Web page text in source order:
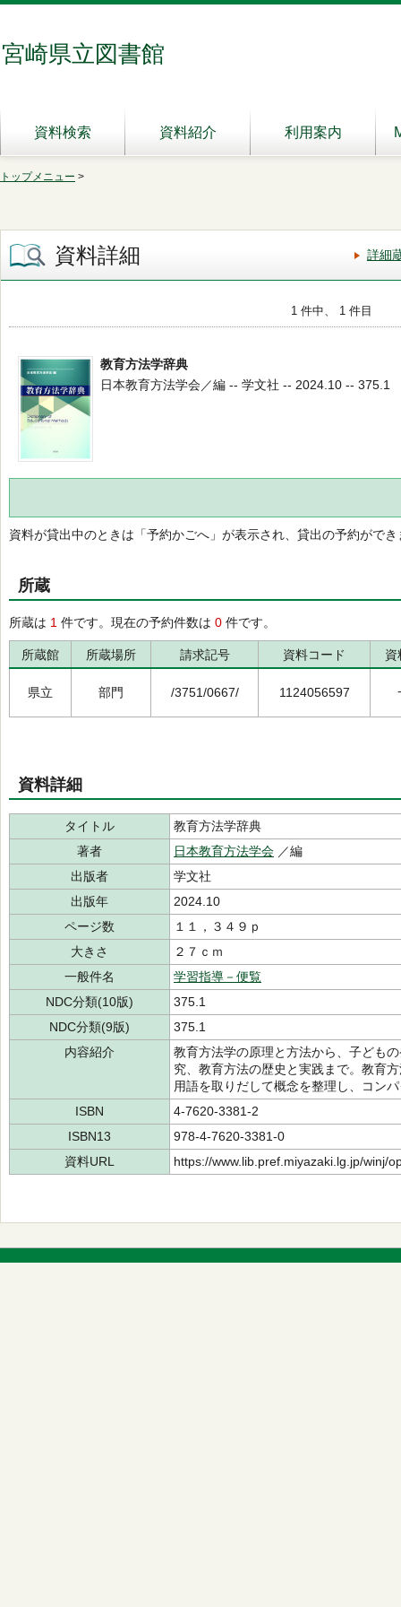
宮崎県立図書館
資料検索 資料紹介 利用案内
トップメニュー >
資料詳細 詳細
1 件中、 1 件目
教育方法学辞典
日本教育方法学会／編 -- 学文社 -- 2024.10 -- 375.1
資料が貸出中のときは「予約かごへ」が表示され、貸出の予約ができ
所蔵
所蔵は 1 件です。現在の予約件数は 0 件です。
所蔵館 所蔵場所 請求記号 資料コード 資
県立 部門 /3751/0667/ 1124056597
資料詳細
タイトル
教育方法学辞典
著者
日本教育方法学会 ／編
出版者
学文社
出版年
2024.10
ページ数
１１，３４９ｐ
大きさ
２７ｃｍ
一般件名
学習指導－便覧
NDC分類(10版)
375.1
NDC分類(9版)
375.1
内容紹介
教育方法学の原理と方法から、子ども
究、教育方法の歴史と実践まで。教育
用語を取りだして概念を整理し、コン
ISBN
4-7620-3381-2
ISBN13
978-4-7620-3381-0
資料URL
https://www.lib.pref.miyazaki.lg.jp/winj/